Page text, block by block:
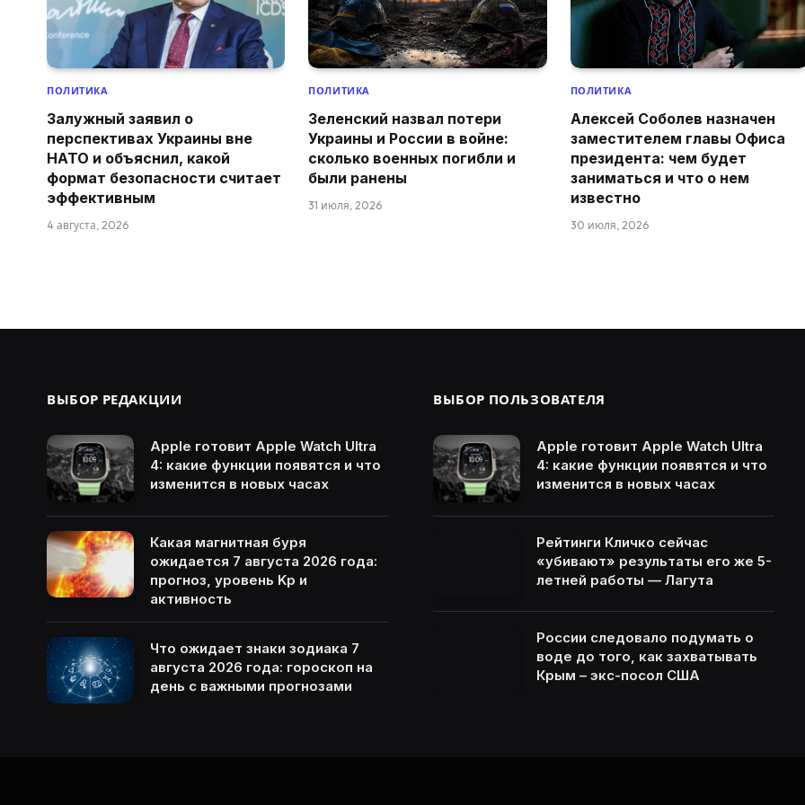
ПОЛИТИКА
Залужный заявил о
перспективах Украины вне
НАТО и объяснил, какой
формат безопасности считает
эффективным
4 августа, 2026
ПОЛИТИКА
Зеленский назвал потери
Украины и России в войне:
сколько военных погибли и
были ранены
31 июля, 2026
ПОЛИТИКА
Алексей Соболев назначен
заместителем главы Офиса
президента: чем будет
заниматься и что о нем
известно
30 июля, 2026
ВЫБОР РЕДАКЦИИ
Apple готовит Apple Watch Ultra
4: какие функции появятся и что
изменится в новых часах
Какая магнитная буря
ожидается 7 августа 2026 года:
прогноз, уровень Kp и
активность
Что ожидает знаки зодиака 7
августа 2026 года: гороскоп на
день с важными прогнозами
ВЫБОР ПОЛЬЗОВАТЕЛЯ
Apple готовит Apple Watch Ultra
4: какие функции появятся и что
изменится в новых часах
Рейтинги Кличко сейчас
«убивают» результаты его же 5-
летней работы — Лагута
России следовало подумать о
воде до того, как захватывать
Крым – экс-посол США